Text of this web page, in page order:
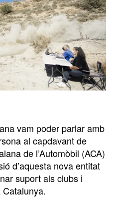
vam poder parlar amb
al capdavant de
de l’Automòbil (ACA)
d’aquesta nova entitat
suport als clubs i
Catalunya.